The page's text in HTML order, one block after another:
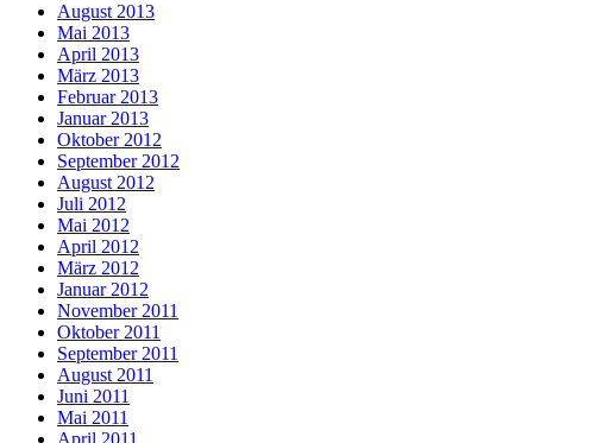
August 2013
Mai 2013
April 2013
März 2013
Februar 2013
Januar 2013
Oktober 2012
September 2012
August 2012
Juli 2012
Mai 2012
April 2012
März 2012
Januar 2012
November 2011
Oktober 2011
September 2011
August 2011
Juni 2011
Mai 2011